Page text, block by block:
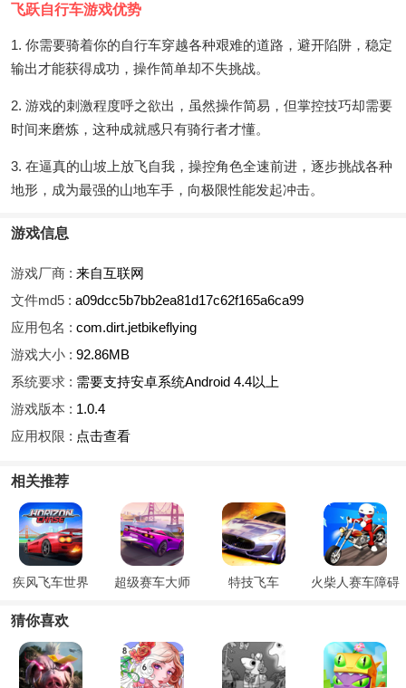
飞跃自行车游戏优势
1. 你需要骑着你的自行车穿越各种艰难的道路，避开陷阱，稳定
输出才能获得成功，操作简单却不失挑战。
2. 游戏的刺激程度呼之欲出，虽然操作简易，但掌控技巧却需要
时间来磨炼，这种成就感只有骑行者才懂。
3. 在逼真的山坡上放飞自我，操控角色全速前进，逐步挑战各种
地形，成为最强的山地车手，向极限性能发起冲击。
游戏信息
游戏厂商 : 来自互联网
文件md5 : a09dcc5b7bb2ea81d17c62f165a6ca99
应用包名 : com.dirt.jetbikeflying
游戏大小 : 92.86MB
系统要求 : 需要支持安卓系统Android 4.4以上
游戏版本 : 1.0.4
应用权限 : 点击查看
相关推荐
疾风飞车世界 超级赛车大师 特技飞车
火柴人赛车障碍
猜你喜欢